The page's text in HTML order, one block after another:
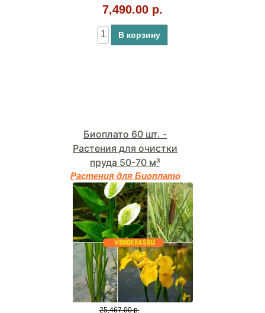
7,490.00 р.
В корзину
Биоплато 60 шт. -
Растения для очистки
пруда 50-70 м³
Растения для Биоплато
25,467.00 р.